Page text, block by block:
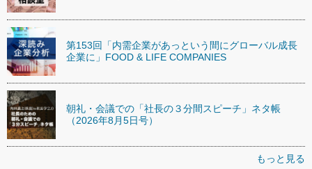
第153回「内需企業があっという間にグローバル成長
企業に」FOOD & LIFE COMPANIES
朝礼・会議での「社長の３分間スピーチ」ネタ帳
（2026年8月5日号）
もっと見る